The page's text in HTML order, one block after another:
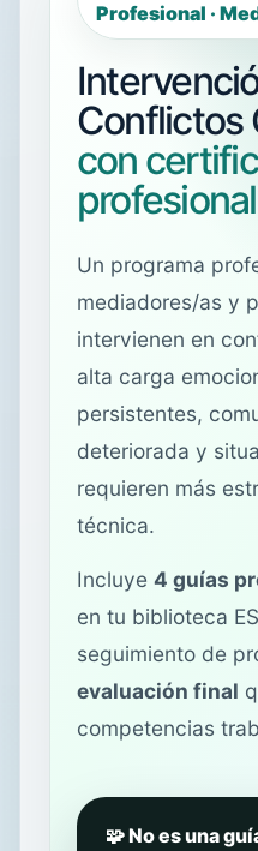
Profesional ·
Conflictos
con
Un programa
mediadores/as y
intervienen en
alta carga
persistentes,
deteriorada y
requieren más
técnica.
Incluye 4 guías
en tu biblioteca
seguimiento de
evaluación final
competencias
🧩 No es una